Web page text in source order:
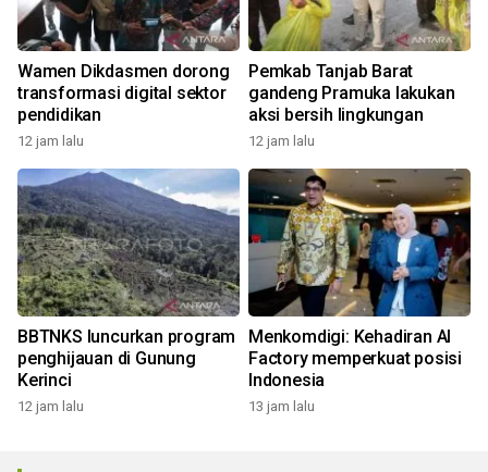
Wamen Dikdasmen dorong
transformasi digital sektor
pendidikan
12 jam lalu
Pemkab Tanjab Barat
gandeng Pramuka lakukan
aksi bersih lingkungan
12 jam lalu
BBTNKS luncurkan program
penghijauan di Gunung
Kerinci
12 jam lalu
Menkomdigi: Kehadiran AI
Factory memperkuat posisi
Indonesia
13 jam lalu